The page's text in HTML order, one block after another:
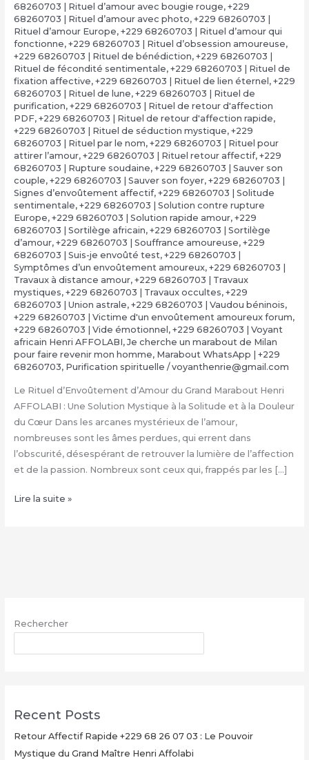
68260703 | Rituel d’amour avec bougie rouge, +229
68260703 | Rituel d’amour avec photo, +229 68260703 |
Rituel d’amour Europe, +229 68260703 | Rituel d’amour qui
fonctionne, +229 68260703 | Rituel d’obsession amoureuse,
+229 68260703 | Rituel de bénédiction, +229 68260703 |
Rituel de fécondité sentimentale, +229 68260703 | Rituel de
fixation affective, +229 68260703 | Rituel de lien éternel , +229
68260703 | Rituel de lune, +229 68260703 | Rituel de
purification, +229 68260703 | Rituel de retour d'affection
PDF, +229 68260703 | Rituel de retour d'affection rapide,
+229 68260703 | Rituel de séduction mystique, +229
68260703 | Rituel par le nom, +229 68260703 | Rituel pour
attirer l’amour, +229 68260703 | Rituel retour affectif, +229
68260703 | Rupture soudaine, +229 68260703 | Sauver son
couple, +229 68260703 | Sauver son foyer, +229 68260703 |
Signes d’envoûtement affectif, +229 68260703 | Solitude
sentimentale, +229 68260703 | Solution contre rupture
Europe, +229 68260703 | Solution rapide amour, +229
68260703 | Sortilège africain, +229 68260703 | Sortilège
d’amour, +229 68260703 | Souffrance amoureuse, +229
68260703 | Suis-je envoûté test, +229 68260703 |
Symptômes d’un envoûtement amoureux, +229 68260703 |
Travaux à distance amour, +229 68260703 | Travaux
mystiques, +229 68260703 | Travaux occultes, +229
68260703 | Union astrale, +229 68260703 | Vaudou béninois,
+229 68260703 | Victime d'un envoûtement amoureux forum,
+229 68260703 | Vide émotionnel , +229 68260703 | Voyant
africain Henri AFFOLABI, Je cherche un marabout de Milan
pour faire revenir mon homme, Marabout WhatsApp | +229
68260703, Purification spirituelle /voyanthenrie@gmail.com
Le Rituel d’Envoûtement d’Amour du Grand Marabout Henri
AFFOLABI : Une Solution Mystique à la Solitude et à la Douleur
du Cœur Dans les arcanes mystérieux de l’amour,
nombreuses sont les âmes perdues, qui errent dans
l’obscurité, désespérant de retrouver la lumière de l’affection
et de la passion. Nombreux sont ceux qui, frappés par les […]
Rituel
|
68260703
Lire la suite »
Rechercher
Recent Posts
Retour Affectif Rapide +229 68 26 07 03 : Le Pouvoir
Mystique du Grand Maître Henri Affolabi